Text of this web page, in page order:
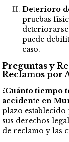
Deterioro
pruebas
puede
caso.
Preguntas y
Reclamos por
¿Cuánto tiempo
accidente en
plazo
sus derechos
de reclamo y las